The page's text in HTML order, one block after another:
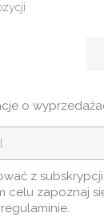
o
z
celu zapoznaj